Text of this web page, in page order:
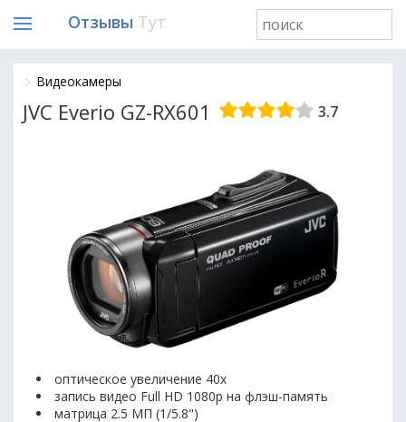
Отзывы Тут
Видеокамеры
JVC Everio GZ-RX601 3.7
оптическое увеличение 40x
запись видео Full HD 1080p на флэш-память
матрица 2.5 МП (1/5.8")